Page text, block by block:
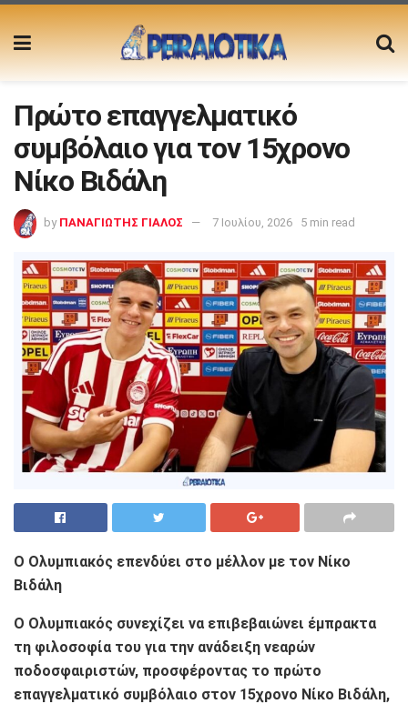
Πρώτο επαγγελματικό
συμβόλαιο για τον 15χρονο
Νίκο Βιδάλη
by ΠΑΝΑΓΙΩΤΗΣ ΓΙΑΛΟΣ 7 Ιουλίου, 2026 5 min read
Ο Ολυμπιακός επενδύει στο μέλλον με τον Νίκο
Βιδάλη
Ο Ολυμπιακός συνεχίζει να επιβεβαιώνει έμπρακτα
τη φιλοσοφία του για την ανάδειξη νεαρών
ποδοσφαιριστών, προσφέροντας το πρώτο
επαγγελματικό συμβόλαιο στον 15χρονο Νίκο Βιδάλη,